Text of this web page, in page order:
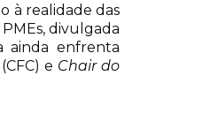
à realidade das
divulgada
ainda enfrenta
e Chair do